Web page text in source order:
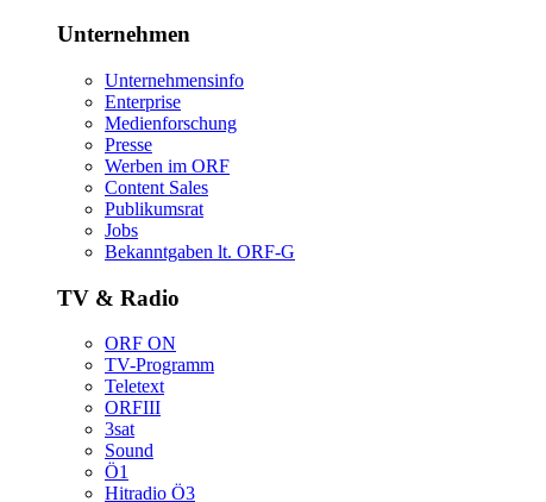
Unternehmen
Unternehmensinfo
Enterprise
Medienforschung
Presse
WerbenimORF
ContentSales
Publikumsrat
Jobs
Bekanntgabenlt.ORF-G
TV&Radio
ORFON
TV-Programm
Teletext
ORFIII
3sat
Sound
Ö1
HitradioÖ3